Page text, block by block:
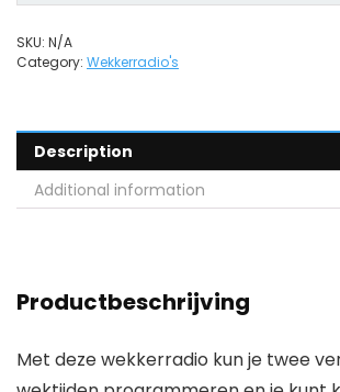
SKU: N/A
Category: Wekkerradio's
Description
Additional information
Productbeschrijving
Met deze wekkerradio kun je twee